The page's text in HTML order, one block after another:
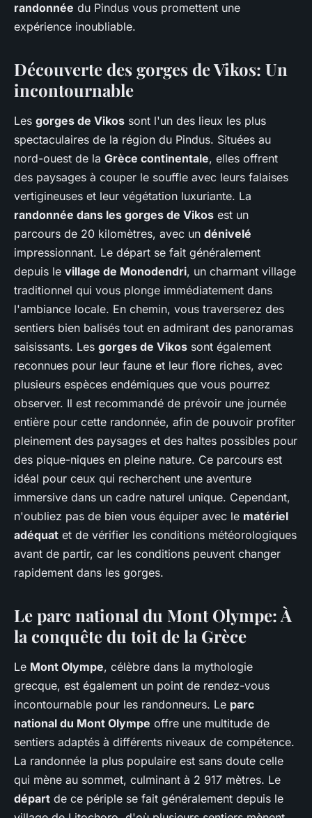
randonnée du Pindus vous promettent une
expérience inoubliable.
Découverte desgorges de Vikos: Un
incontournable
Les gorges de Vikos sont l'un des lieux les plus
spectaculaires de la région du Pindus. Situées au
nord-ouest de la Grèce continentale, elles offrent
des paysages à couper le souffle avec leurs falaises
vertigineuses et leur végétation luxuriante. La
randonnée dans les gorges de Vikos est un
parcours de 20 kilomètres, avec un dénivelé
impressionnant. Le départ se fait généralement
depuis le village de Monodendri, un charmant village
traditionnel qui vous plonge immédiatement dans
l'ambiance locale. En chemin, vous traverserez des
sentiers bien balisés tout en admirant des panoramas
saisissants. Les gorges de Vikos sont également
reconnues pour leur faune et leur flore riches, avec
plusieurs espèces endémiques que vous pourrez
observer. Il est recommandé de prévoir une journée
entière pour cette randonnée, afin de pouvoir profiter
pleinement des paysages et des haltes possibles pour
des pique-niques en pleine nature. Ce parcours est
idéal pour ceux qui recherchent une aventure
immersive dans un cadre naturel unique. Cependant,
n'oubliez pas de bien vous équiper avec le matériel
adéquat et de vérifier les conditions météorologiques
avant de partir, car les conditions peuvent changer
rapidement dans les gorges.
Leparc national du Mont Olympe: À
la conquête du toit de la Grèce
Le Mont Olympe, célèbre dans la mythologie
grecque, est également un point de rendez-vous
incontournable pour les randonneurs. Le parc
national du Mont Olympe offre une multitude de
sentiers adaptés à différents niveaux de compétence.
La randonnée la plus populaire est sans doute celle
qui mène au sommet, culminant à 2 917 mètres. Le
départ de ce périple se fait généralement depuis le